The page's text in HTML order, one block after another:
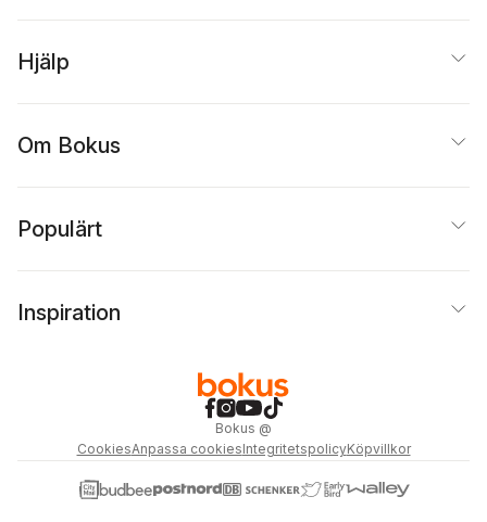
Hjälp
Om Bokus
Populärt
Inspiration
Bokus @
CookiesAnpassa cookiesIntegritetspolicyKöpvillkor